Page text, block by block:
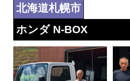
北海道札幌市
ホンダ N-BOX